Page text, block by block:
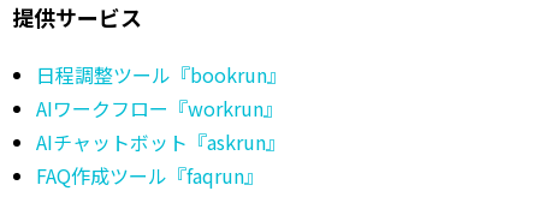
提供サービス
日程調整ツール『bookrun』
AIワークフロー『workrun』
AIチャットボット『askrun』
FAQ作成ツール『faqrun』